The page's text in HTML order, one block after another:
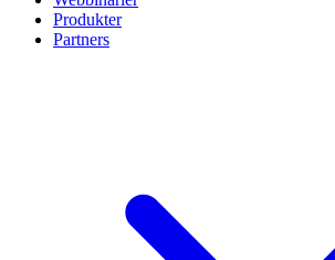
Produkter
Partners